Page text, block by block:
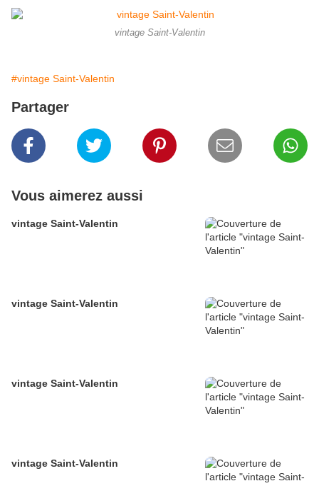
vintage Saint-Valentin
#vintage Saint-Valentin
Partager
Vous aimerez aussi
vintage Saint-Valentin
vintage Saint-Valentin
vintage Saint-Valentin
vintage Saint-Valentin